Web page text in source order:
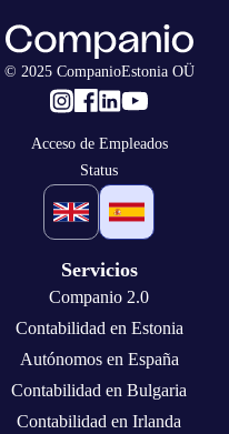
© 2025 CompanioEstonia OÜ
Acceso de Empleados
Status
Servicios
Companio 2.0
Contabilidad en Estonia
Autónomos en España
Contabilidad en Bulgaria
Contabilidad en Irlanda